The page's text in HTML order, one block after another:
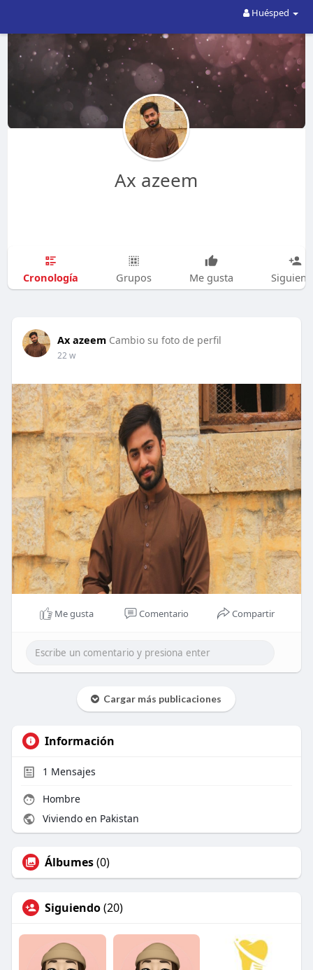
Huésped
Ax azeem
Cronología Grupos Me gusta
Ax azeem Cambio su foto de perfil
22 w
Me gusta Comentario Compartir
Cargar más publicaciones
Información
1 Mensajes
Hombre
Viviendo en Pakistan
Álbumes(0)
Siguiendo(20)